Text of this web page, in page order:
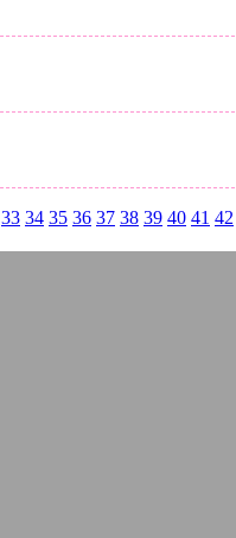
33 34 35 36 37 38 39 40 41 42